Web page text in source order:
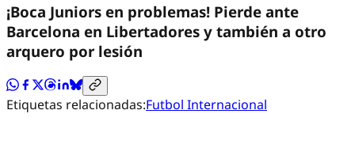
¡Boca Juniors en problemas! Pierde ante
Barcelona en Libertadores y también a otro
arquero por lesión
Etiquetas relacionadas:Futbol Internacional